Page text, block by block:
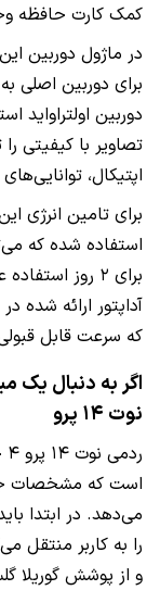
کمک کارت حافظه
دوربین
تصاویر با کیفیتی
اپتیکال،
استفاده شده که
برای ۲ روز
که سرعت قابل قبولی
اگر به دنبال یک
نوت ۱۴ پرو
است که مشخصات
می‌دهد. در ابتدا
را به کاربر منتقل